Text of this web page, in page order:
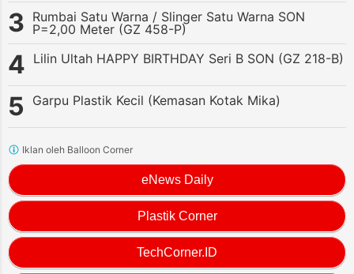
Rumbai Satu Warna / Slinger Satu Warna SON
P=2,00 Meter (GZ 458-P)
Lilin Ultah HAPPY BIRTHDAY Seri B SON (GZ 218-B)
Garpu Plastik Kecil (Kemasan Kotak Mika)
eNews Daily
Plastik Corner
TechCorner.ID
Iklan oleh Balloon Corner